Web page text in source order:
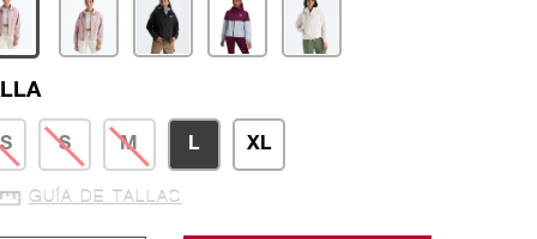
S M L XL
GUÍA DE TALLAS